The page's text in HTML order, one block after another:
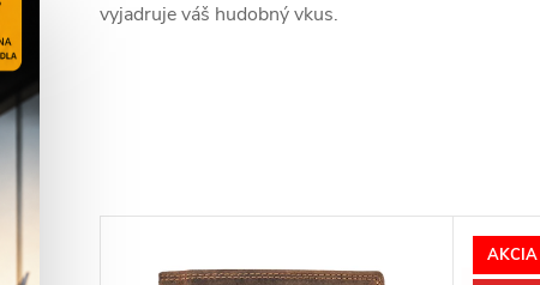
vyjadruje váš hudobný vkus.
–15 %
AKCIA